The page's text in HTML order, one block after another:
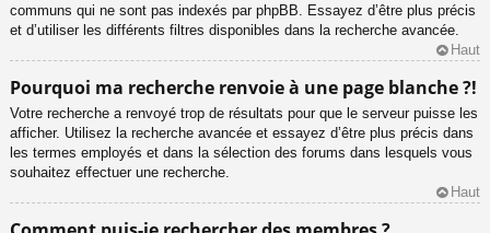
communs qui ne sont pas indexés par phpBB. Essayez d’être plus précis
et d’utiliser les différents filtres disponibles dans la recherche avancée.
Haut
Pourquoi ma recherche renvoie à une page blanche ?!
Votre recherche a renvoyé trop de résultats pour que le serveur puisse les
afficher. Utilisez la recherche avancée et essayez d’être plus précis dans
les termes employés et dans la sélection des forums dans lesquels vous
souhaitez effectuer une recherche.
Haut